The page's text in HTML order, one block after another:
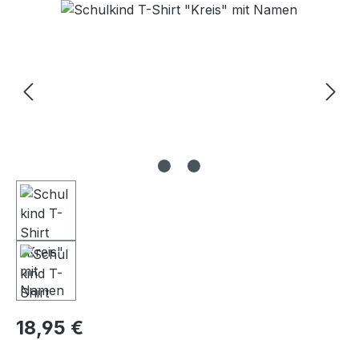
Bildergalerie überspringen
Regulärer Preis:
18,95 €